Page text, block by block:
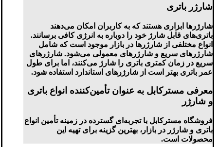
شارژر باتری
شارژرها ابزاری هستند که به کاربران امکان می‌دهند
باتری‌های قابل شارژ خود را دوباره به انرژی کافی برسانند.
انواع مختلفی از شارژرها در بازار موجود است که شامل
شارژرهای سریع و شارژرهای معمولی می‌شود. شارژرهای
سریع در زمان کمتری باتری را شارژ می‌کنند، اما برای طول
عمر باتری بهتر است از شارژرهای استاندارد استفاده شود.
معرفی مسترکابل به عنوان تأمین‌کننده انواع باتری
و شارژر
فروشگاه مسترکابل با تجربه‌ای گسترده در زمینه تأمین انواع
باتری و شارژر در بازار، بهترین گزینه برای تهیه این
محصولات است.